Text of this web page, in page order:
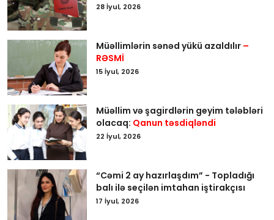
28 İyul, 2026
Müəllimlərin sənəd yükü azaldılır –
RƏSMİ
15 İyul, 2026
Müəllim və şagirdlərin geyim tələbləri
olacaq: Qanun təsdiqləndi
22 İyul, 2026
“Cəmi 2 ay hazırlaşdım” - Topladığı
balı ilə seçilən imtahan iştirakçısı
17 İyul, 2026